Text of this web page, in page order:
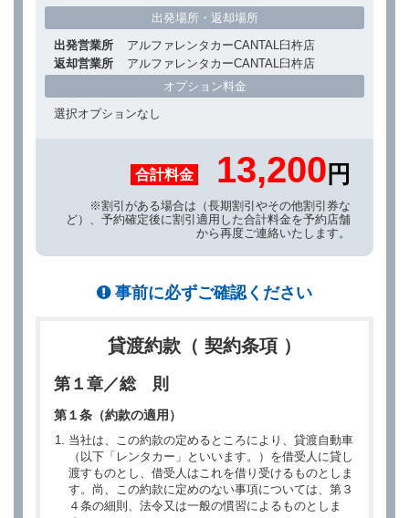
出発場所・返却場所
出発営業所
アルファレンタカーCANTAL臼杵店
返却営業所
アルファレンタカーCANTAL臼杵店
オプション料金
選択オプションなし
合計料金 13,200 円
※割引がある場合は（長期割引やその他割引券な
ど）、予約確定後に割引適用した合計料金を予約店舗
から再度ご連絡いたします。
事前に必ずご確認ください
貸渡約款（ 契約条項 ）
第１章／総 則
第１条（約款の適用）
当社は、この約款の定めるところにより、貸渡自動車
（以下「レンタカー」といいます。）を借受人に貸し
渡すものとし、借受人はこれを借り受けるものとしま
す。尚、この約款に定めのない事項については、第３
４条の細則、法令又は一般の慣習によるものとしま